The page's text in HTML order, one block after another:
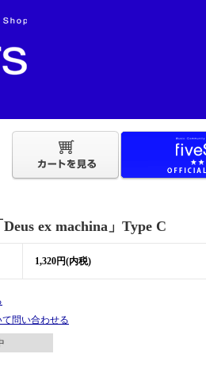
ex machina」Type C
1,320円(内税)
問い合わせる